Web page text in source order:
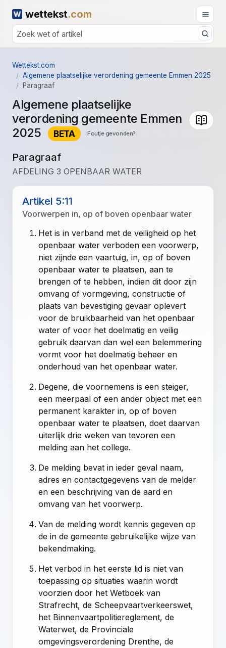
wettekst.com
Wettekst.com
Algemene plaatselijke verordening gemeente Emmen 2025
Paragraaf
Algemene plaatselijke
verordening gemeente Emmen
2025
BETA Foutje gevonden?
Paragraaf
AFDELING 3 OPENBAAR WATER
Artikel 5:11
Voorwerpen in, op of boven openbaar water
Het is in verband met de veiligheid op het
openbaar water verboden een voorwerp,
niet zijnde een vaartuig, in, op of boven
openbaar water te plaatsen, aan te
brengen of te hebben, indien dit door zijn
omvang of vormgeving, constructie of
plaats van bevestiging gevaar oplevert
voor de bruikbaarheid van het openbaar
water of voor het doelmatig en veilig
gebruik daarvan dan wel een belemmering
vormt voor het doelmatig beheer en
onderhoud van het openbaar water.
Degene, die voornemens is een steiger,
een meerpaal of een ander object met een
permanent karakter in, op of boven
openbaar water te plaatsen, doet daarvan
uiterlijk drie weken van tevoren een
melding aan het college.
De melding bevat in ieder geval naam,
adres en contactgegevens van de melder
en een beschrijving van de aard en
omvang van het voorwerp.
Van de melding wordt kennis gegeven op
de in de gemeente gebruikelijke wijze van
bekendmaking.
Het verbod in het eerste lid is niet van
toepassing op situaties waarin wordt
voorzien door het Wetboek van
Strafrecht, de Scheepvaartverkeerswet,
het Binnenvaartpolitiereglement, de
Waterwet, de Provinciale
omgevingsverordening Drenthe, de